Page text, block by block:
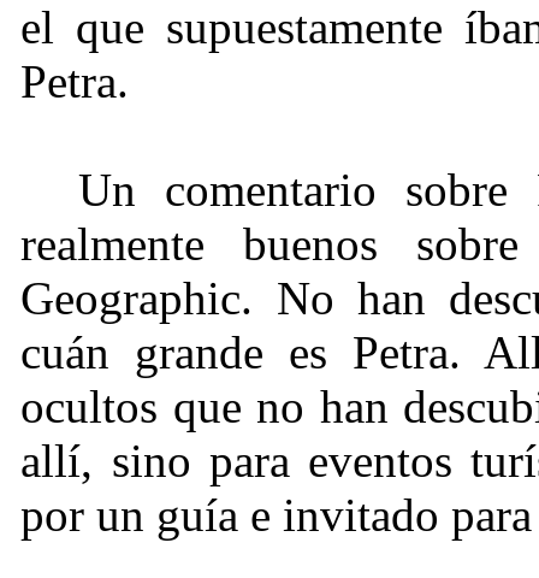
el que supuestamente
Petra.
Un comentario sobre
realmente buenos
Geographic. No han
cuán grande es Petra.
ocultos que no han
allí, sino para eventos
por un guía e invitado